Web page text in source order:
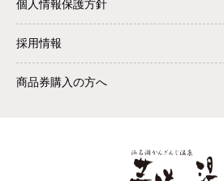
個人情報保護方針
採用情報
商品券購入の方へ